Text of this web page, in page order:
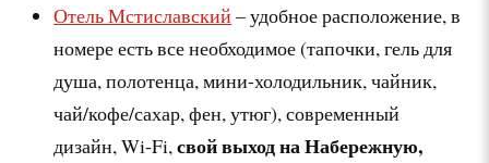
Отель Мстиславский – удобное расположение, в
номере есть все необходимое (тапочки, гель для
душа, полотенца, мини-холодильник, чайник,
чай/кофе/сахар, фен, утюг), современный
дизайн, Wi-Fi,свой выход на Набережную,